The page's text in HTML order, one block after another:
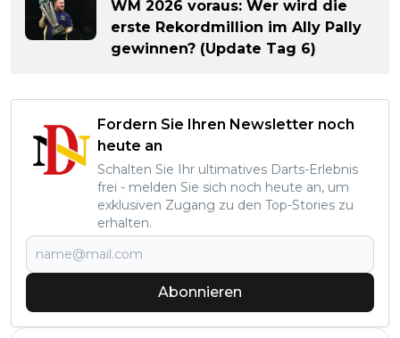
WM 2026 voraus: Wer wird die
erste Rekordmillion im Ally Pally
gewinnen? (Update Tag 6)
Fordern Sie Ihren Newsletter noch
heute an
Schalten Sie Ihr ultimatives Darts-Erlebnis
frei - melden Sie sich noch heute an, um
exklusiven Zugang zu den Top-Stories zu
erhalten.
Abonnieren